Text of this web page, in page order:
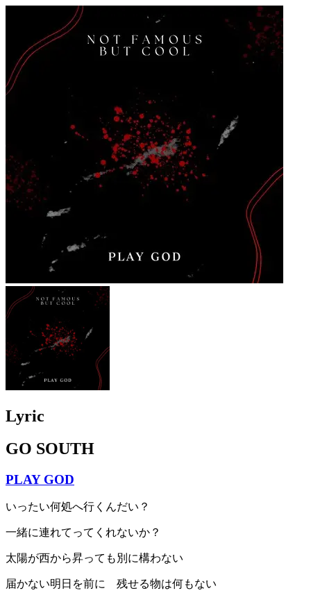
Lyric
GO SOUTH
PLAY GOD
いったい何処へ行くんだい？
一緒に連れてってくれないか？
太陽が西から昇っても別に構わない
届かない明日を前に 残せる物は何もない